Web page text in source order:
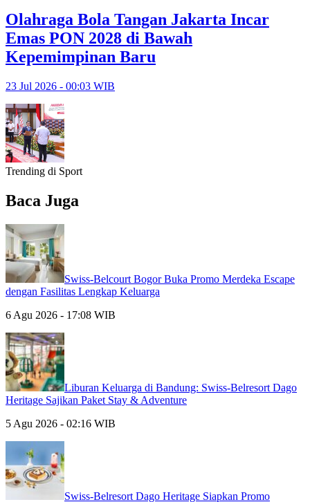
Olahraga Bola Tangan Jakarta Incar
Emas PON 2028 di Bawah
Kepemimpinan Baru
23 Jul 2026 - 00:03 WIB
Trending di Sport
Baca Juga
Swiss-Belcourt Bogor Buka Promo Merdeka Escape
dengan Fasilitas Lengkap Keluarga
6 Agu 2026 - 17:08 WIB
Liburan Keluarga di Bandung: Swiss-Belresort Dago
Heritage Sajikan Paket Stay & Adventure
5 Agu 2026 - 02:16 WIB
Swiss-Belresort Dago Heritage Siapkan Promo